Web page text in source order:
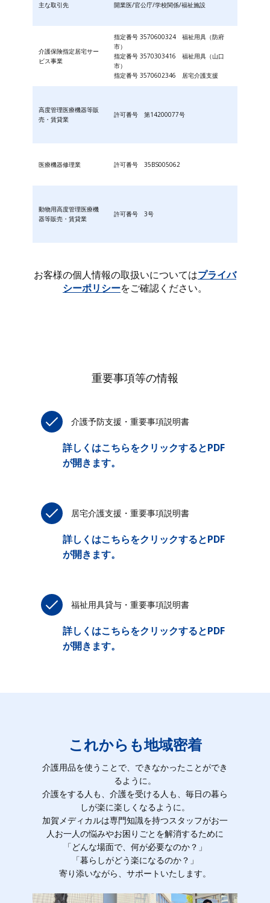
主な取引先 開業医/官公庁/学校関係/福祉施設
介護保険指定居宅サー
ビス事業
指定番号 3570600324 福祉用具（防府
市）
指定番号 3570303416 福祉用具（山口
市）
指定番号 3570602346 居宅介護支援
高度管理医療機器等販
売・賃貸業
許可番号 第14200077号
医療機器修理業 許可番号 35BS005062
動物用高度管理医療機
器等販売・賃貸業
許可番号 3号
お客様の個人情報の取扱いについてはプライバ
シーポリシーをご確認ください。
重要事項等の情報
介護予防支援・重要事項説明書
詳しくはこちらをクリックするとPDF
が開きます。
居宅介護支援・重要事項説明書
詳しくはこちらをクリックするとPDF
が開きます。
福祉用具貸与・重要事項説明書
詳しくはこちらをクリックするとPDF
が開きます。
これからも地域密着
介護用品を使うことで、できなかったことができ
るように。
介護をする人も、介護を受ける人も、毎日の暮ら
しが楽に楽しくなるように。
加賀メディカルは専門知識を持つスタッフがお一
人お一人の悩みやお困りごとを解消するために
「どんな場面で、何が必要なのか？」
「暮らしがどう楽になるのか？」
寄り添いながら、サポートいたします。